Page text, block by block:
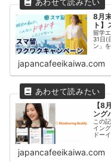
8月
ト
留学
31日(
ン」
の中
間（
japancafeeikaiwa.com
【8
ング
この
イン
ドー
japancafeeikaiwa.com